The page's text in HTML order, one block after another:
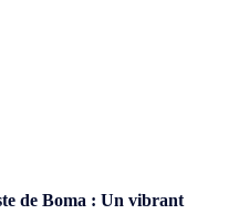
de Boma : Un vibrant